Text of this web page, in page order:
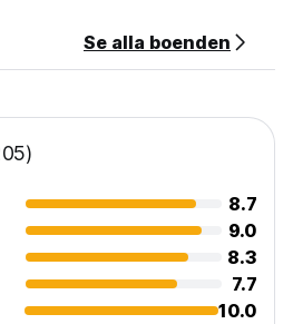
Se alla boenden
8.7
9.0
8.3
7.7
10.0